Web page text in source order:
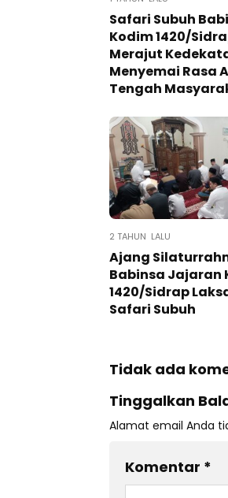
Safari Subuh
Kodim 1420/
Merajut
Menyemai Rasa
Tengah
2 TAHUN LALU
Ajang
Babinsa Jajaran
1420/Sidrap
Safari Subuh
Tidak ada
Tinggalkan
Alamat email Anda
Komentar *